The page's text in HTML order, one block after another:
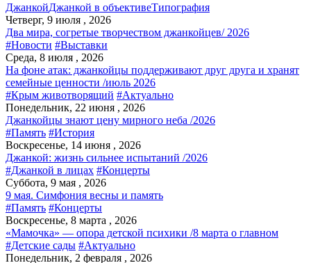
ДжанкойДжанкой в объективеТипография
Четверг, 9 июля , 2026
Два мира, согретые творчеством джанкойцев/ 2026
#Новости #Выставки
Среда, 8 июля , 2026
На фоне атак: джанкойцы поддерживают друг друга и хранят
семейные ценности /июль 2026
#Крым животворящий #Актуально
Понедельник, 22 июня , 2026
Джанкойцы знают цену мирного неба /2026
#Память #История
Воскресенье, 14 июня , 2026
Джанкой: жизнь сильнее испытаний /2026
#Джанкой в лицах #Концерты
Суббота, 9 мая , 2026
9 мая. Симфония весны и память
#Память #Концерты
Воскресенье, 8 марта , 2026
«Мамочка» — опора детской психики /8 марта о главном
#Детские сады #Актуально
Понедельник, 2 февраля , 2026